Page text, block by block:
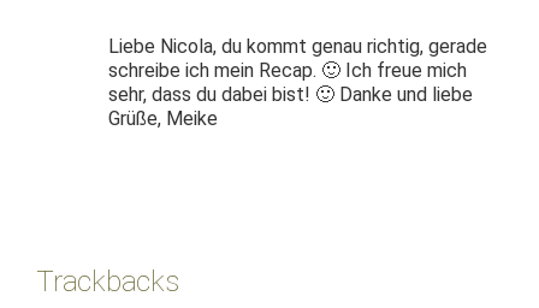
Liebe Nico­la, du kommt genau richtig, ger­ade
schreibe ich mein Recap. 🙂 Ich freue mich
sehr, dass du dabei bist! 🙂 Danke und liebe
Grüße, Meike
Trackbacks